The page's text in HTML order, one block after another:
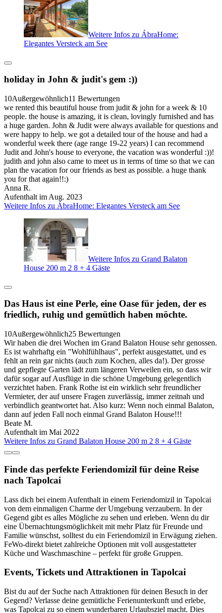
Weitere Infos zu ÁbraHome:
Elegantes Versteck am See
holiday in John & judit's gem :))
10Außergewöhnlich11 Bewertungen
we rented this beautiful house from judit & john for a week & 10
people. the house is amazing, it is clean, lovingly furnished and has
a huge garden. John & Judit were always available for questions and
were happy to help. we got a detailed tour of the house and had a
wonderful week there (age range 19-22 years) I can recommend
Judit and John's house to everyone, the vacation was wonderful :))!
judith and john also came to meet us in terms of time so that we can
plan the vacation for our friends as best as possible. a huge thank
you for that again!!:)
Anna R.
Aufenthalt im Aug. 2023
Weitere Infos zu ÁbraHome: Elegantes Versteck am See
Weitere Infos zu Grand Balaton
House 200 m 2 8 + 4 Gäste
Das Haus ist eine Perle, eine Oase für jeden, der es
friedlich, ruhig und gemütlich haben möchte.
10Außergewöhnlich25 Bewertungen
Wir haben die drei Wochen im Grand Balaton House sehr genossen.
Es ist wahrhaftg ein "Wohlfühlhaus", perfekt ausgestattet, und es
fehlt an rein gar nichts (auch zum Kochen, alles da!). Der grosse
und gepflegte Garten lädt zum längeren Verweilen ein, so dass wir
dafür sogar auf Ausflüge in die schöne Umgebung gelegentlich
verzichtet haben. Frank Rothe ist ein wirklich sehr freundlicher
Vermieter, der auf unsere Fragen zuverlässig, immer zeitnah und
verbindlich geantwortet hat. Also kurz: Wenn noch einmal Balaton,
dann auf jeden Fall noch einmal Grand Balaton House!!!
Beate M.
Aufenthalt im Mai 2022
Weitere Infos zu Grand Balaton House 200 m 2 8 + 4 Gäste
Finde das perfekte Feriendomizil für deine Reise
nach Tapolcai
Lass dich bei einem Aufenthalt in einem Feriendomizil in Tapolcai
von dem einmaligen Charme der Umgebung verzaubern. In der
Gegend gibt es alles Mögliche zu sehen und erleben. Wenn du dir
eine Übernachtungsmöglichkeit mit mehr Platz für Freunde und
Familie wünschst, solltest du ein Feriendomizil in Erwägung ziehen.
FeWo-direkt bietet zahlreiche Optionen mit voll ausgestatteter
Küche und Waschmaschine – perfekt für große Gruppen.
Events, Tickets und Attraktionen in Tapolcai
Bist du auf der Suche nach Attraktionen für deinen Besuch in der
Gegend? Verlasse deine gemütliche Ferienunterkunft und erlebe,
was Tapolcai zu so einem wunderbaren Urlaubsziel macht. Dies